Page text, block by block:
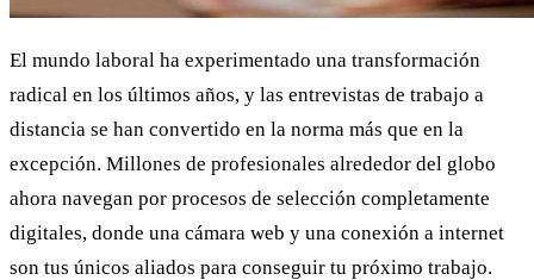
El mundo laboral ha experimentado una transformación
radical en los últimos años, y las entrevistas de trabajo a
distancia se han convertido en la norma más que en la
excepción. Millones de profesionales alrededor del globo
ahora navegan por procesos de selección completamente
digitales, donde una cámara web y una conexión a internet
son tus únicos aliados para conseguir tu próximo trabajo.